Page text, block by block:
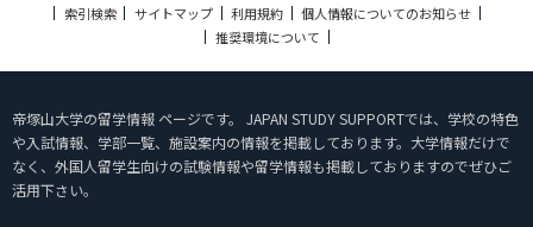
索引検索
サイトマップ 利用規約
個人情報についてのお知らせ
推奨環境について
帝塚山大学の留学情報 ページです。 JAPAN STUDY SUPPORTでは、学校の特色
や入試情報、学部一覧、施設案内の情報を掲載しております。大学情報だけで
なく、外国人留学生向けの試験情報や留学情報も掲載しておりますのでぜひご
活用下さい。